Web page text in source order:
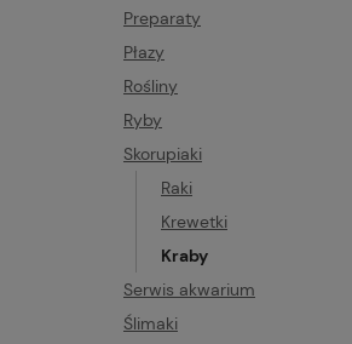
Preparaty
Płazy
Rośliny
Ryby
Skorupiaki
Raki
Krewetki
Kraby
Serwis akwarium
Ślimaki